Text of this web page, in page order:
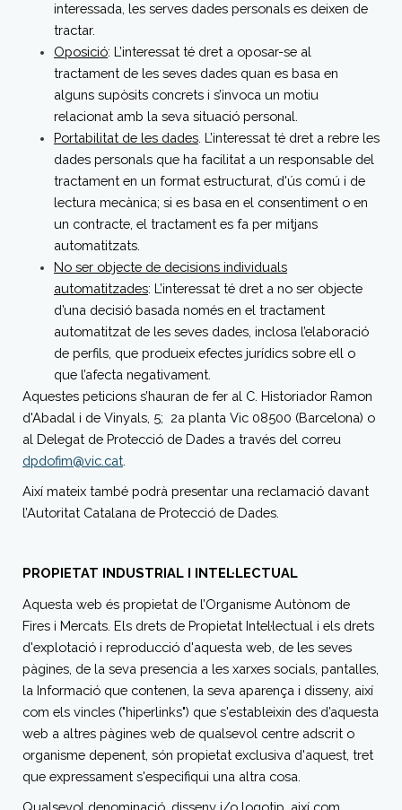
interessada, les serves dades personals es deixen de
tractar.
Oposició: L’interessat té dret a oposar-se al
tractament de les seves dades quan es basa en
alguns supòsits concrets i s’invoca un motiu
relacionat amb la seva situació personal.
Portabilitat de les dades . L’interessat té dret a rebre les
dades personals que ha facilitat a un responsable del
tractament en un format estructurat, d'ús comú i de
lectura mecànica; si es basa en el consentiment o en
un contracte, el tractament es fa per mitjans
automatitzats.
No ser objecte de decisions individuals
automatitzades: L’interessat té dret a no ser objecte
d’una decisió basada només en el tractament
automatitzat de les seves dades, inclosa l’elaboració
de perfils, que produeix efectes jurídics sobre ell o
que l’afecta negativament.
Aquestes peticions s’hauran de fer al C. Historiador Ramon
d'Abadal i de Vinyals, 5; 2a planta Vic 08500 (Barcelona) o
al Delegat de Protecció de Dades a través del correu
dpdofim@vic.cat
Així mateix també podrà presentar una reclamació davant
l’Autoritat Catalana de Protecció de Dades.
PROPIETAT INDUSTRIAL I INTEL·LECTUAL
Aquesta web és propietat de l’Organisme Autònom de
Fires i Mercats. Els drets de Propietat Intel·lectual i els drets
d'explotació i reproducció d'aquesta web, de les seves
pàgines, de la seva presencia a les xarxes socials, pantalles,
la Informació que contenen, la seva aparença i disseny, així
com els vincles ("hiperlinks") que s'estableixin des d’aquesta
web a altres pàgines web de qualsevol centre adscrit o
organisme depenent, són propietat exclusiva d'aquest, tret
que expressament s'especifiqui una altra cosa.
Qualsevol denominació, disseny i/o logotip, així com